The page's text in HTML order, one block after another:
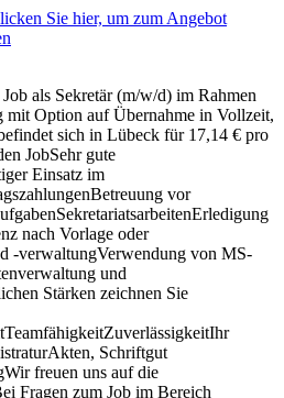
Sie hier, um zum Angebot
als Sekretär (m/w/d) im Rahmen
mit Option auf Übernahme in Vollzeit,
sich in Lübeck für 17,14 € pro
JobSehr gute
Einsatz im
vor
nach Vorlage oder
-verwaltungVerwendung von MS-
und
Stärken zeichnen Sie
Schriftgut
freuen uns auf die
Fragen zum Job im Bereich